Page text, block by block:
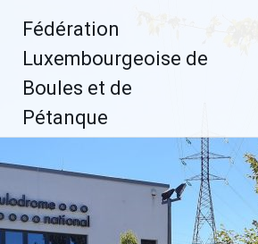
contenu
Fédération
Luxembourgeoise de
Boules et de
Pétanque